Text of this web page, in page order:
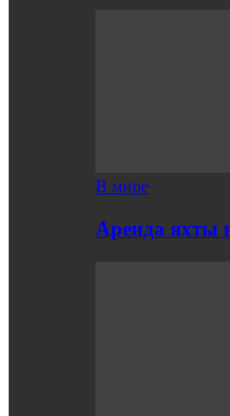
В мире
Аренда яхты